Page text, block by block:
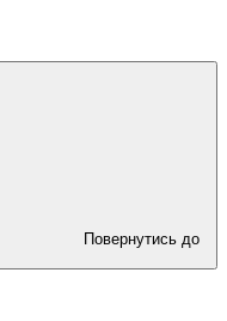
Повернутись до